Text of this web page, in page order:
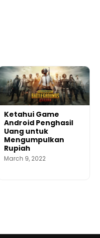
Ketahui Game
Android Penghasil
Uang untuk
Mengumpulkan
Rupiah
March 9, 2022